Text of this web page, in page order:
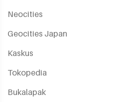
Neocities
Geocities Japan
Kaskus
Tokopedia
Bukalapak